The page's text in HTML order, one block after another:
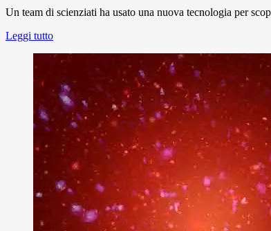
Un team di scienziati ha usato una nuova tecnologia per
Leggi tutto